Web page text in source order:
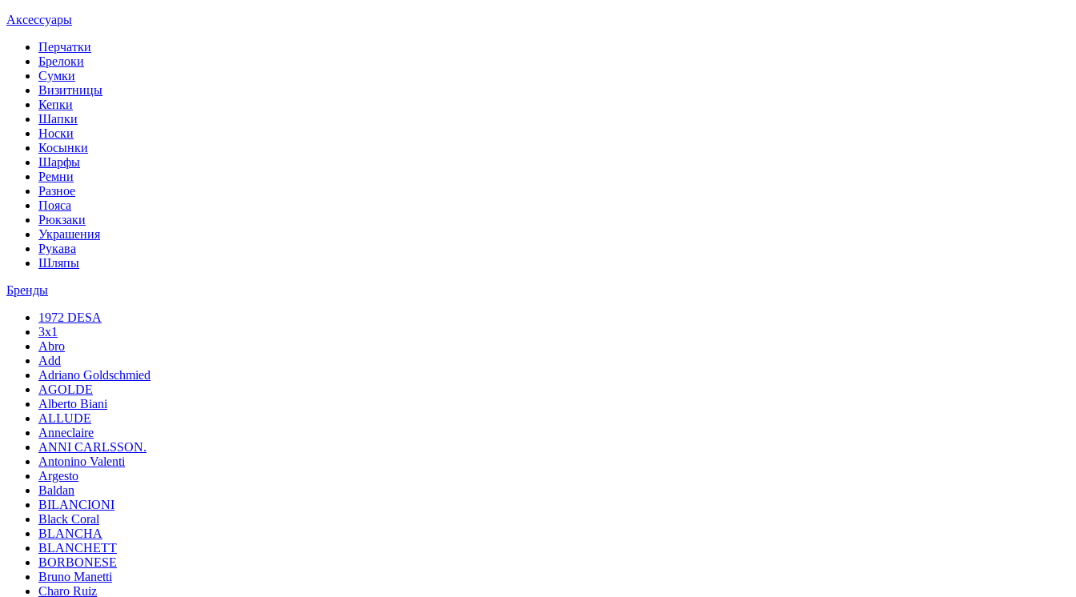
Аксессуары
Перчатки
Брелоки
Сумки
Визитницы
Кепки
Шапки
Носки
Косынки
Шарфы
Ремни
Разное
Пояса
Рюкзаки
Украшения
Рукава
Шляпы
Бренды
1972 DESA
3x1
Abro
Add
Adriano Goldschmied
AGOLDE
Alberto Biani
ALLUDE
Anneclaire
ANNI CARLSSON.
Antonino Valenti
Argesto
Baldan
BILANCIONI
Black Coral
BLANCHA
BLANCHETT
BORBONESE
Bruno Manetti
Charo Ruiz